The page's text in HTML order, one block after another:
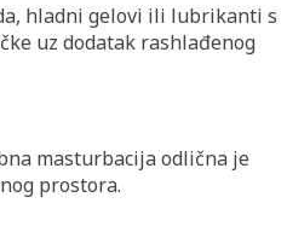
hladni gelovi ili lubrikanti s
uz dodatak rashlađenog
masturbacija odlična je
prostora.